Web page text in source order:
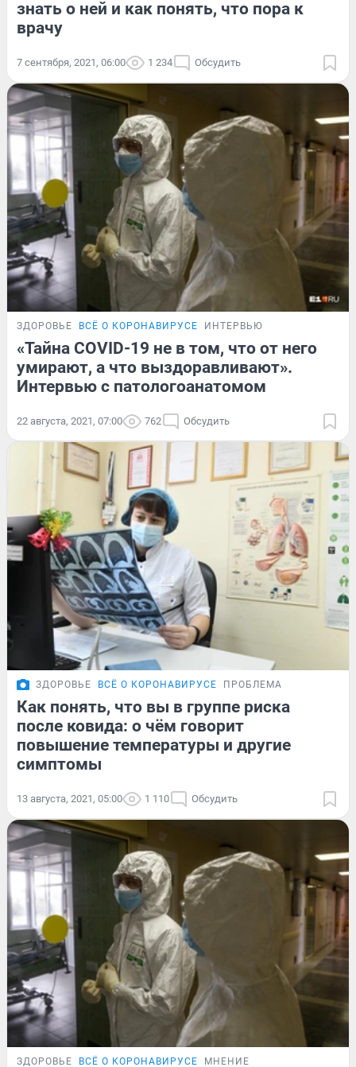
знать о ней и как понять, что пора к
врачу
7 сентября, 2021, 06:00 1 234 Обсудить
ЗДОРОВЬЕ ВСЁ О КОРОНАВИРУСЕ ИНТЕРВЬЮ
«Тайна COVID-19 не в том, что от него
умирают, а что выздоравливают».
Интервью с патологоанатомом
22 августа, 2021, 07:00 762 Обсудить
ЗДОРОВЬЕ ВСЁ О КОРОНАВИРУСЕ ПРОБЛЕМА
Как понять, что вы в группе риска
после ковида: о чём говорит
повышение температуры и другие
симптомы
13 августа, 2021, 05:00 1 110 Обсудить
ЗДОРОВЬЕ ВСЁ О КОРОНАВИРУСЕ МНЕНИЕ